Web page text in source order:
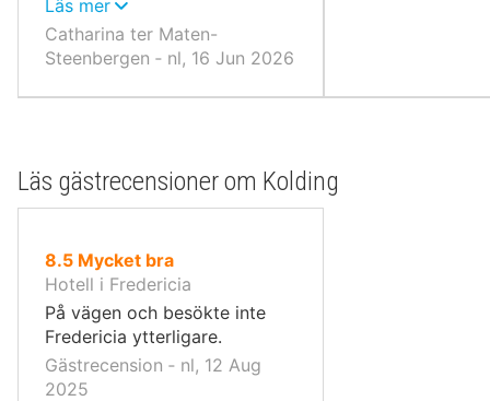
parkeringsgaraget är också
ett plus.
Läs mer
Catharina ter Maten-
Steenbergen ‐ nl, 16 Jun 2026
Läs gästrecensioner om Kolding
8.5av
10,
Mycket bra
Hotell i Fredericia
På vägen och besökte inte
Fredericia ytterligare.
Gästrecension ‐ nl, 12 Aug
2025